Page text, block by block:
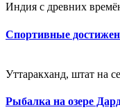
Индия с древних
Спортивные
Уттаракханд, штат на
Рыбалка на озере